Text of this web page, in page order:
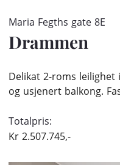
Maria Fegths gate 8E
Drammen
Delikat 2-roms
og usjenert balkong.
Totalpris:
Kr 2.507.745,-